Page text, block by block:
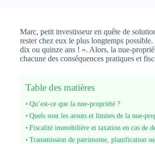
Marc, petit investisseur en quête de
rester chez eux le plus longtemps
dix ou quinze ans ! ». Alors, la nue-
chacune des conséquences pratiques et
Table des matières
Qu’est-ce que la nue-propriété ?
Quels sont les atouts et limites de la nue-
Fiscalité immobilière et taxation en cas de
Transmission de patrimoine, planification